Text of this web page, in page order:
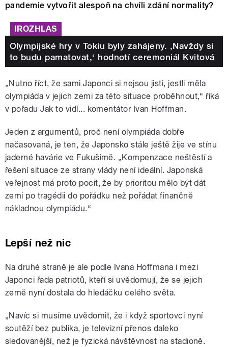
pandemie vytvořit alespoň na chvíli zdání normality?
IROZHLAS
Olympijské hry v Tokiu byly zahájeny. ‚Navždy si
to budu pamatovat,‘ hodnotí ceremoniál Kvitová
„Nutno říct, že sami Japonci si nejsou jisti, jestli měla
olympiáda v jejich zemi za této situace proběhnout,“ říká
v pořadu Jak to vidí... komentátor Ivan Hoffman.
Jeden z argumentů, proč není olympiáda dobře
načasovaná, je ten, že Japonsko stále ještě žije ve stínu
jaderné havárie ve Fukušimě. „Kompenzace neštěstí a
řešení situace ze strany vlády není ideální. Japonská
veřejnost má proto pocit, že by prioritou mělo být dát
zemi po tragédii do pořádku než pořádat finančně
nákladnou olympiádu.“
Lepší než nic
Na druhé straně je ale podle Ivana Hoffmana i mezi
Japonci řada patriotů, kteří si uvědomují, že se jejich
země nyní dostala do hledáčku celého světa.
„Navíc si musíme uvědomit, že i když sportovci nyní
soutěží bez publika, je televizní přenos daleko
sledovanější, než je fyzická návštěvnost na stadioně.